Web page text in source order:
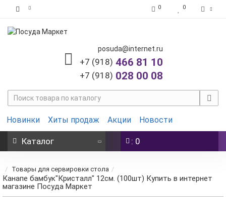
0 0
posuda@internet.ru
+7 (918) 466 81 10
+7 (918) 028 00 08
Новинки Хиты продаж Акции Новости
Каталог : 0
Товары для сервировки стола
Канапе бамбук"Кристалл" 12см. (100шт) Купить в интернет
магазине Посуда Маркет